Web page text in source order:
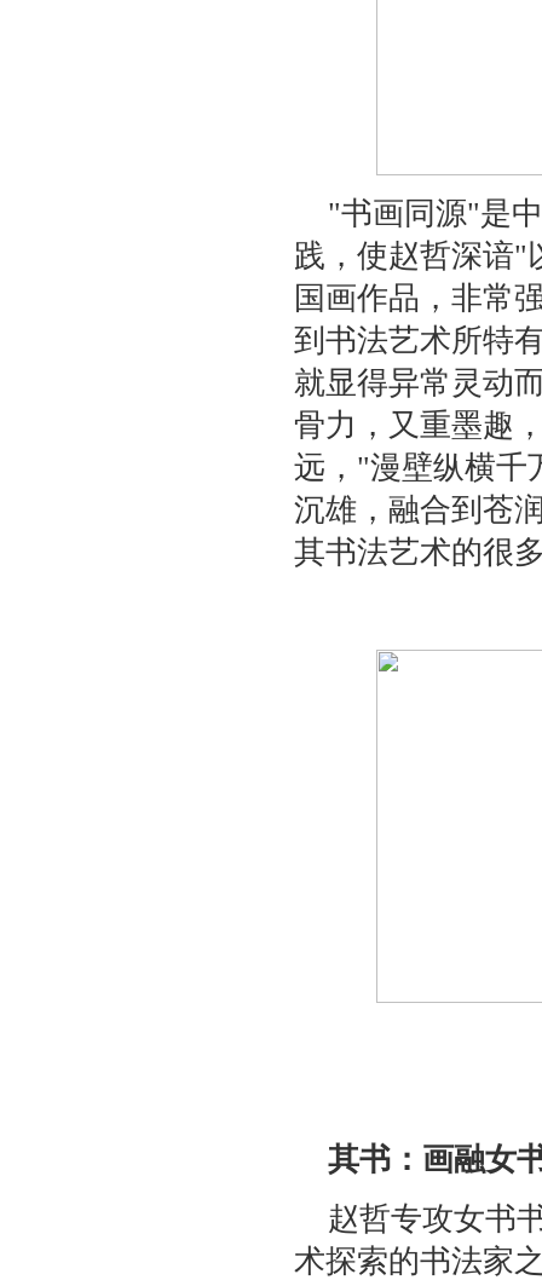
"书画同源"是
践，使赵哲深谙"
国画作品，非常
到书法艺术所特
就显得异常灵动
骨力，又重墨趣
远，"漫壁纵横千
沉雄，融合到苍
其书法艺术的很
其书：画融女
赵哲专攻女书
术探索的书法家